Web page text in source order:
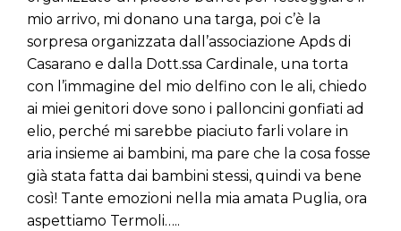
mio arrivo, mi donano una targa, poi c’è la
sorpresa organizzata dall’associazione Apds di
Casarano e dalla Dott.ssa Cardinale, una torta
con l’immagine del mio delfino con le ali, chiedo
ai miei genitori dove sono i palloncini gonfiati ad
elio, perché mi sarebbe piaciuto farli volare in
aria insieme ai bambini, ma pare che la cosa fosse
già stata fatta dai bambini stessi, quindi va bene
così! Tante emozioni nella mia amata Puglia, ora
aspettiamo Termoli…..